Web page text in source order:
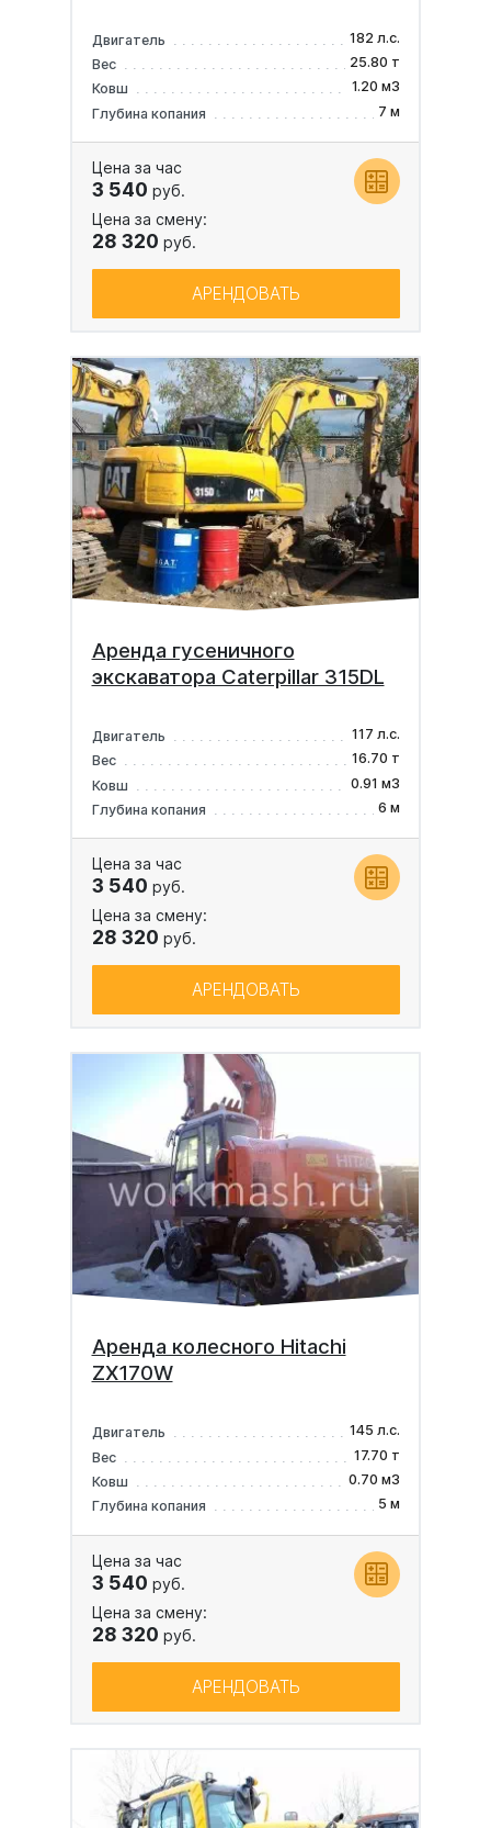
Двигатель
182 л.с.
Вес
25.80 т
Ковш
1.20 м3
Глубина копания
7 м
Цена за час
3 540 руб.
Цена за смену:
28 320 руб.
АРЕНДОВАТЬ
Аренда гусеничного
экскаватора Caterpillar 315DL
Двигатель
117 л.с.
Вес
16.70 т
Ковш
0.91 м3
Глубина копания
6 м
Цена за час
3 540 руб.
Цена за смену:
28 320 руб.
АРЕНДОВАТЬ
Аренда колесного Hitachi
ZX170W
Двигатель
145 л.с.
Вес
17.70 т
Ковш
0.70 м3
Глубина копания
5 м
Цена за час
3 540 руб.
Цена за смену:
28 320 руб.
АРЕНДОВАТЬ